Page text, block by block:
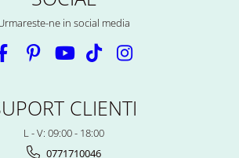
ne in social media
CLIENTI
L - V: 09:00 - 18:00
0771710046